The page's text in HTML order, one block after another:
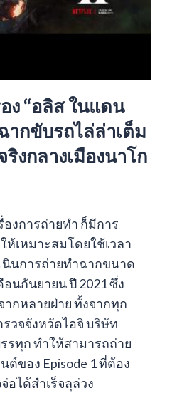
ง “อลิส ในแดน
ากขับรถไล่ล่าเต็ม
งกลางเมืองนาโก
องการถ่ายทำ ก็มีการ
ห้เหมาะสมโดยใช้เวลา
นินการถ่ายทำฉากขนาด
นกันยายน ปี 2021 ซึ่ง
กหลายฝ่าย ทั้งจากทุก
วจจังหวัดไอจิ บริษัท
รทุก ทำให้สามารถถ่าย
ของ Episode 1 ที่ต้อง
อได้สำเร็จลุล่วง